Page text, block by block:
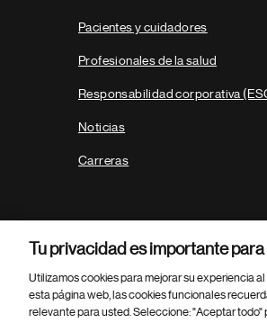
Pacientes y cuidadores
Profesionales de la salud
Responsabilidad corporativa
Noticias
Carreras
Parte
© 2026 Novartis AG
Tu privacidad es importante
Utilizamos cookies para mejorar su experiencia
esta página web, las cookies funcionales
relevante para usted. Seleccione: "Aceptar